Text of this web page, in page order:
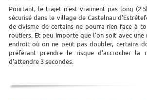
Pourtant, le trajet n'est vraiment pas long
sécurisé dans le village de Castelnau
de civisme de certains ne pourra rien face à
routiers. Et peu importe que l'on soit avec une
endroit où on ne peut pas doubler, certains
préférant prendre le risque d'accrocher la
d'attendre 3 secondes.